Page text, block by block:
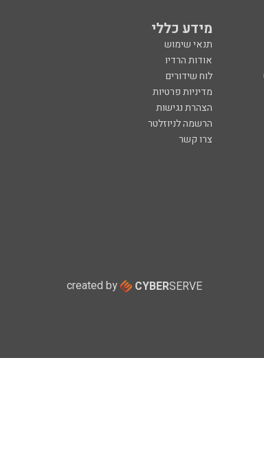
מידע כללי
תנאי שימוש
אודות הרדיו
לוח שידורים
מדיניות פרטיות
הצהרת נגישות
הרשמה לניוזלטר
צרו קשר
created by CYBERSERVE